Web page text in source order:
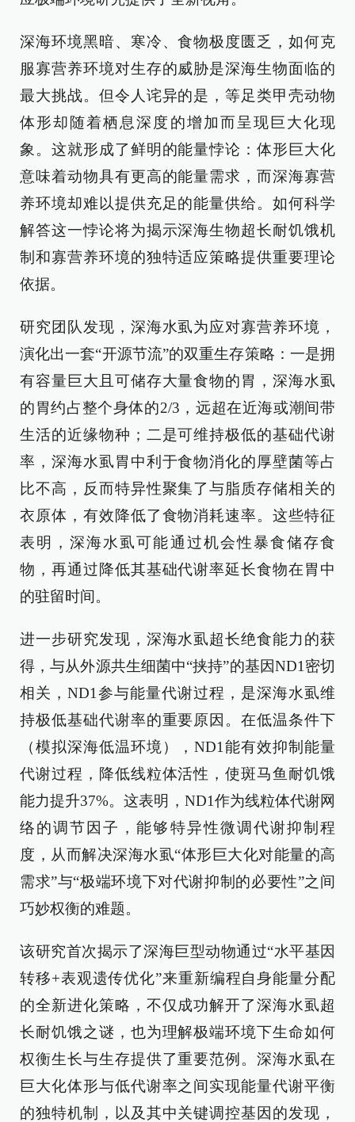
深海环境黑暗、寒冷、食物极度匮乏，如何克
服寡营养环境对生存的威胁是深海生物面临的
最大挑战。但令人诧异的是，等足类甲壳动物
体形却随着栖息深度的增加而呈现巨大化现
象。这就形成了鲜明的能量悖论：体形巨大化
意味着动物具有更高的能量需求，而深海寡营
养环境却难以提供充足的能量供给。如何科学
解答这一悖论将为揭示深海生物超长耐饥饿机
制和寡营养环境的独特适应策略提供重要理论
依据。
研究团队发现，深海水虱为应对寡营养环境，
演化出一套“开源节流”的双重生存策略：一是拥
有容量巨大且可储存大量食物的胃，深海水虱
的胃约占整个身体的2/3，远超在近海或潮间带
生活的近缘物种；二是可维持极低的基础代谢
率，深海水虱胃中利于食物消化的厚壁菌等占
比不高，反而特异性聚集了与脂质存储相关的
衣原体，有效降低了食物消耗速率。这些特征
表明，深海水虱可能通过机会性暴食储存食
物，再通过降低其基础代谢率延长食物在胃中
的驻留时间。
进一步研究发现，深海水虱超长绝食能力的获
得，与从外源共生细菌中“挟持”的基因ND1密切
相关，ND1参与能量代谢过程，是深海水虱维
持极低基础代谢率的重要原因。在低温条件下
（模拟深海低温环境），ND1能有效抑制能量
代谢过程，降低线粒体活性，使斑马鱼耐饥饿
能力提升37%。这表明，ND1作为线粒体代谢网
络的调节因子，能够特异性微调代谢抑制程
度，从而解决深海水虱“体形巨大化对能量的高
需求”与“极端环境下对代谢抑制的必要性”之间
巧妙权衡的难题。
该研究首次揭示了深海巨型动物通过“水平基因
转移+表观遗传优化”来重新编程自身能量分配
的全新进化策略，不仅成功解开了深海水虱超
长耐饥饿之谜，也为理解极端环境下生命如何
权衡生长与生存提供了重要范例。深海水虱在
巨大化体形与低代谢率之间实现能量代谢平衡
的独特机制，以及其中关键调控基因的发现，